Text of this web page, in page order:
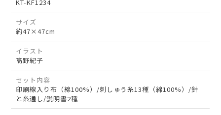
KT-KF1234
サイズ
約47×47cm
イラスト
髙野紀子
セット内容
印刷線入り布（綿100%）/刺しゅう糸13種（綿100%）/針
と糸通し/説明書2種